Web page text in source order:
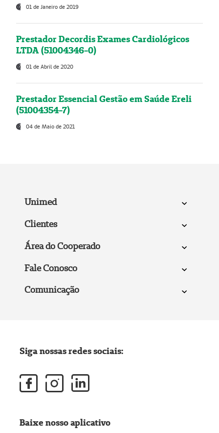
01 de Janeiro de 2019
Prestador Decordis Exames Cardiológicos
LTDA (51004346-0)
01 de Abril de 2020
Prestador Essencial Gestão em Saúde Ereli
(51004354-7)
04 de Maio de 2021
Unimed
Clientes
Área do Cooperado
Fale Conosco
Comunicação
Siga nossas redes sociais:
Baixe nosso aplicativo